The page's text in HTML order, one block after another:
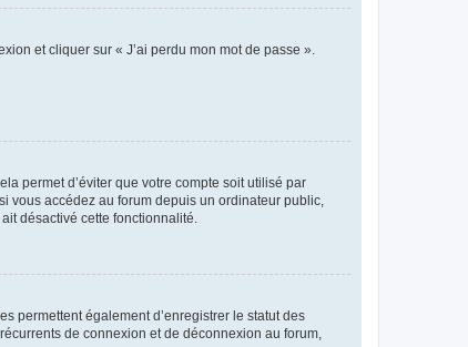
et cliquer sur « J’ai perdu mon mot de passe ».
permet d’éviter que votre compte soit utilisé par
vous accédez au forum depuis un ordinateur public,
désactivé cette fonctionnalité.
permettent également d’enregistrer le statut des
de connexion et de déconnexion au forum,